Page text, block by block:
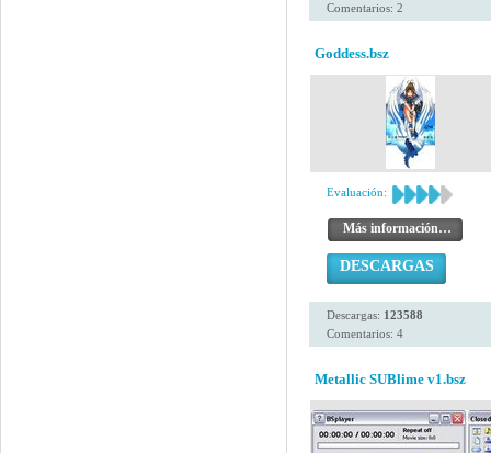
Comentarios: 2
Goddess.bsz
Evaluación:
Más información…
DESCARGAS
Descargas: 123588
Comentarios: 4
Metallic SUBlime v1.bsz